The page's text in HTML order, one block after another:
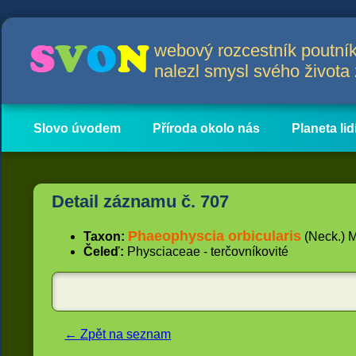
webový rozcestník
nalezl smysl svého
Slovo úvodem Příroda okolo nás Planeta
Hlavní obsah
Články
Detail záznamu č. 707
Taxon: Phaeophyscia orbicularis (Neck.)
Čeleď: Physciaceae - terčovníkovité
← Zpět na seznam